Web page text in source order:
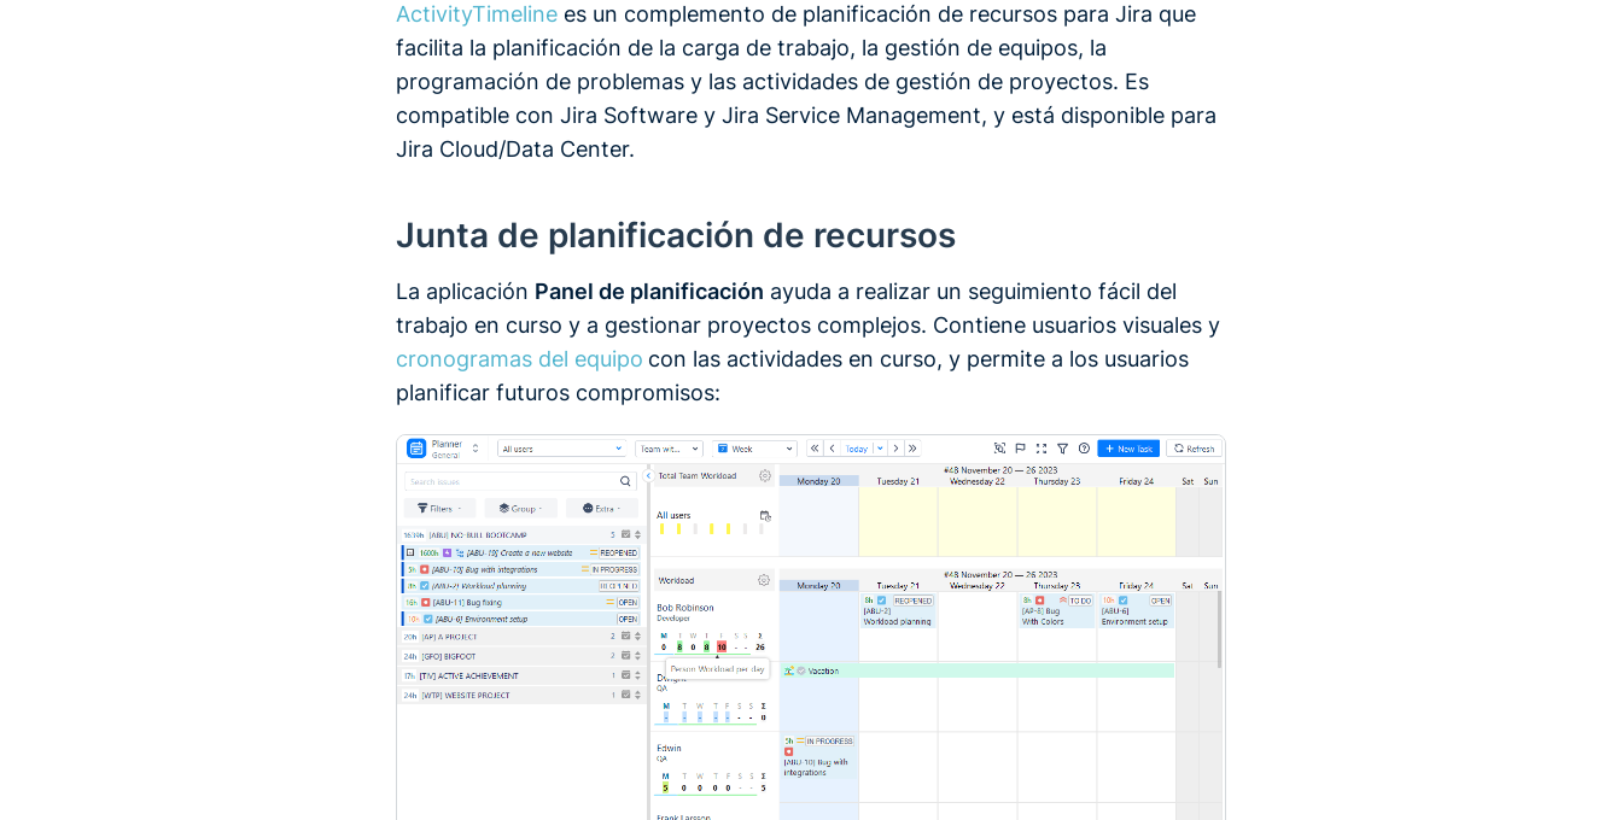
ActivityTimeline es un complemento de planificación de recursos para Jira que
facilita la planificación de la carga de trabajo, la gestión de equipos, la
programación de problemas y las actividades de gestión de proyectos. Es
compatible con Jira Software y Jira Service Management, y está disponible para
Jira Cloud/Data Center.
Junta de planificación de recursos
La aplicación Panel de planificación ayuda a realizar un seguimiento fácil del
trabajo en curso y a gestionar proyectos complejos. Contiene usuarios visuales y
cronogramas del equipo con las actividades en curso, y permite a los usuarios
planificar futuros compromisos: